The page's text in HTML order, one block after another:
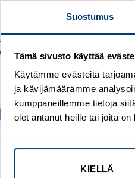
Suostumus
Tämä sivusto käyttää
Käytämme evästeitä
ja kävijämäärämme
kumppaneillemme tietoja
olet antanut heille tai joita
KIELLÄ
Add to
wishlist